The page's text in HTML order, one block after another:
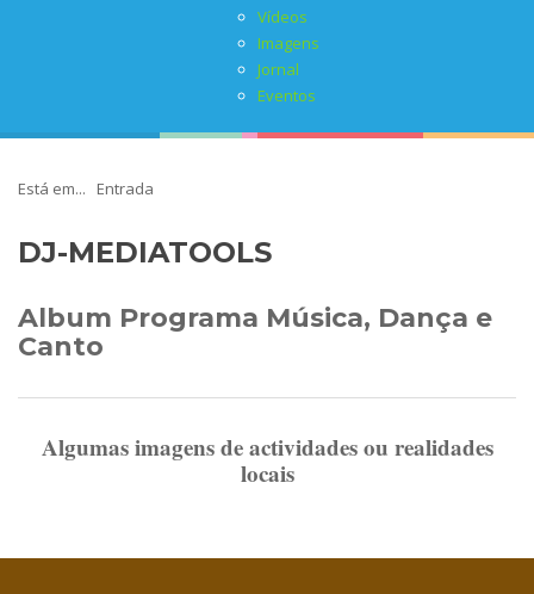
Vídeos
Imagens
Jornal
Eventos
Está em... Entrada
DJ-MEDIATOOLS
Album Programa Música, Dança e
Canto
Algumas imagens de actividades ou realidades
locais